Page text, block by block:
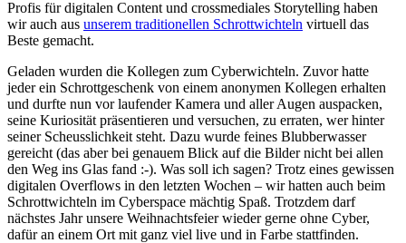
Profis für digi­talen Content und cross­me­diales Story­telling haben
wir auch aus unserem tradi­tio­nellen Schrott­wich­teln virtuell das
Beste gemacht.
Geladen wurden die Kollegen zum Cyber­wich­teln. Zuvor hatte
jeder ein Schrott­ge­schenk von einem anonymen Kollegen erhalten
und durfte nun vor laufender Kamera und aller Augen auspa­cken,
seine Kurio­sität präsen­tieren und versu­chen, zu erraten, wer hinter
seiner Scheuss­lich­keit steht. Dazu wurde feines Blub­ber­wasser
gereicht (das aber bei genauem Blick auf die Bilder nicht bei allen
den Weg ins Glas fand :-). Was soll ich sagen? Trotz eines gewissen
digi­talen Over­flows in den letzten Wochen – wir hatten auch beim
Schrott­wich­teln im Cyber­space mächtig Spaß. Trotzdem darf
nächstes Jahr unsere Weih­nachts­feier wieder gerne ohne Cyber,
dafür an einem Ort mit ganz viel live und in Farbe statt­finden.